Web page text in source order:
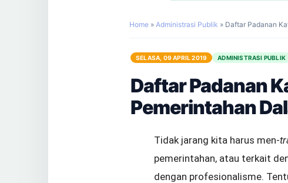
Home » Administrasi Publik » Daftar Padanan
SELASA, 09 APRIL 2019 ADMINISTRASI PUBLIK
Daftar Padanan
Pemerintahan
Tidak jarang kita harus men-
pemerintahan, atau terkait
dengan profesionalisme.